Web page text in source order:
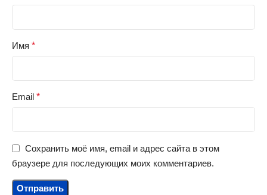
Имя *
Email *
Сохранить моё имя, email и адрес сайта в этом
браузере для последующих моих комментариев.